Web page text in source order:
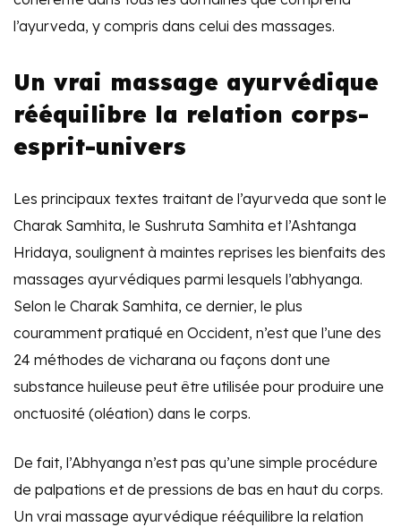
l’ayurveda, y compris dans celui des massages.
Un vrai massage ayurvédique
rééquilibre la relation corps-
esprit-univers
Les principaux textes traitant de l’ayurveda que sont le
Charak Samhita, le Sushruta Samhita et l’Ashtanga
Hridaya, soulignent à maintes reprises les bienfaits des
massages ayurvédiques parmi lesquels l’abhyanga.
Selon le Charak Samhita, ce dernier, le plus
couramment pratiqué en Occident, n’est que l’une des
24 méthodes de vicharana ou façons dont une
substance huileuse peut être utilisée pour produire une
onctuosité (oléation) dans le corps.
De fait, l’Abhyanga n’est pas qu’une simple procédure
de palpations et de pressions de bas en haut du corps.
Un vrai massage ayurvédique rééquilibre la relation